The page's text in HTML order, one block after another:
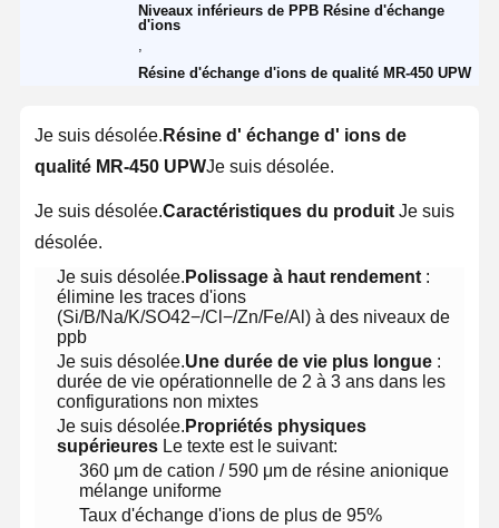
Niveaux inférieurs de PPB Résine d'échange
d'ions
Résine d'échange d'ions de qualité MR-450 UPW
Je suis désolée. Résine d' échange d' ions de
qualité MR-450 UPWJe suis désolée.
Je suis désolée.Caractéristiques du produit Je suis
désolée.
Je suis désolée. Polissage à haut rendement :
élimine les traces d'ions
(Si/B/Na/K/SO42−/Cl−/Zn/Fe/Al) à des niveaux de
ppb
Je suis désolée.Une durée de vie plus longue :
durée de vie opérationnelle de 2 à 3 ans dans les
configurations non mixtes
Je suis désolée. Propriétés physiques
supérieures Le texte est le suivant:
360 μm de cation / 590 μm de résine anionique
mélange uniforme
Taux d'échange d'ions de plus de 95%